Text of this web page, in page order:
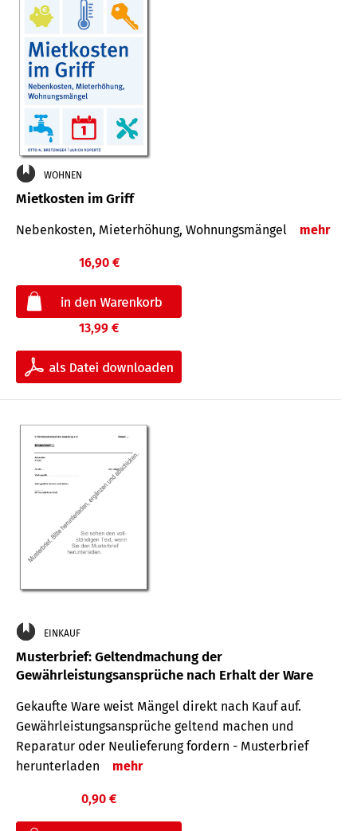
WOHNEN
Mietkosten im Griff
Nebenkosten, Mieterhöhung, Wohnungsmängel mehr
16,90 €
13,99 €
EINKAUF
Musterbrief: Geltendmachung der
Gewährleistungsansprüche nach Erhalt der Ware
Gekaufte Ware weist Mängel direkt nach Kauf auf.
Gewährleistungsansprüche geltend machen und
Reparatur oder Neulieferung fordern - Musterbrief
herunterladen
mehr
0,90 €